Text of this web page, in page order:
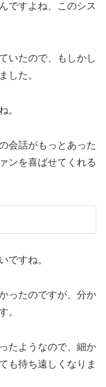
ですよね、このシス
いたので、もしかし
した。
。
会話がもっとあった
ンを喜ばせてくれる
ですね。
ったのですが、分か
。
たようなので、細か
も待ち遠しくなりま